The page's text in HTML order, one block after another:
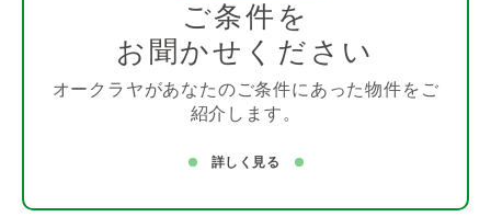
ご条件を
お聞かせください
オークラヤがあなたのご条件にあった物件をご
紹介します。
詳しく見る